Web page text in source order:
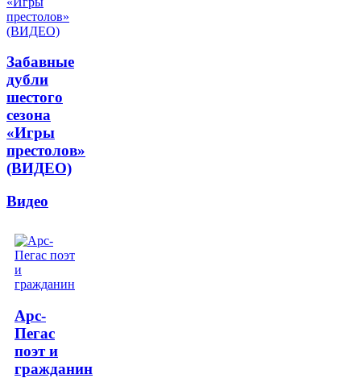
Забавные
дубли
шестого
сезона
«Игры
престолов»
(ВИДЕО)
Видео
Арс-
Пегас
поэт и
гражданин